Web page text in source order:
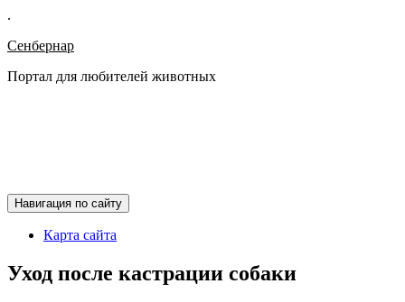
.
Сенбернар
Портал для любителей животных
Навигация по сайту
Карта сайта
Уход после кастрации собаки